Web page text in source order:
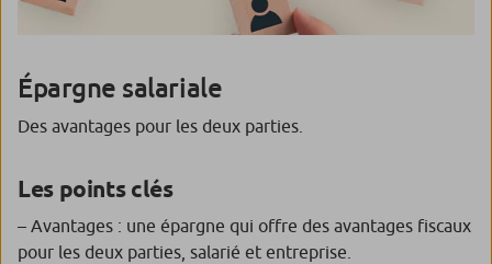
Épargne salariale
Des avantages pour les deux parties.
Les points clés
– Avantages : une épargne qui offre des avantages fiscaux
pour les deux parties, salarié et entreprise.